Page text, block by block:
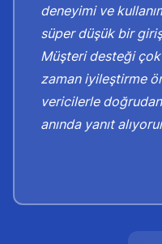
deneyimi ve
süper düşük bir
Müşteri desteği çok
zaman iyileştirme
vericilerle
anında yanıt